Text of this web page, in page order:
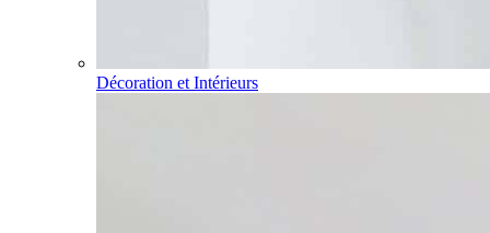
Décoration et Intérieurs